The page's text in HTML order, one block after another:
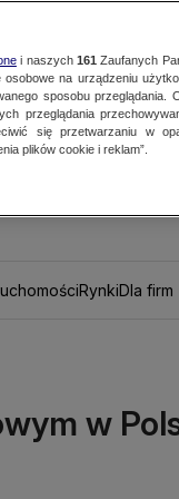
RynkiDla firm
w
i naszych 161 Zaufanych
na urządzeniu
sposobu przeglądania.
przeglądania
się przetwarzaniu w
plików cookie i reklam”.